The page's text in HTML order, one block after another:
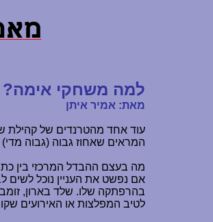
למה משחקי אימה?
מאת: אמיר איתן
עוד אחד מהטרנדים של קהילת
המראים שאחוז גבוה (גבוה
מה בעצם ההבדל המרכזי בין
אם נפשט את העניין נוכל
בהרפתקה שלו. שלד בארון,
לטיב המפלצות או האירועים